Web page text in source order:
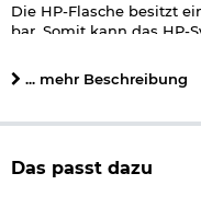
Die HP-Flasche besitzt
bar. Somit kann das HP-
werden.
Kapazität: 1,0 Liter/
Druck: 3000 PSI/200
... mehr Beschreibung
Das passt dazu